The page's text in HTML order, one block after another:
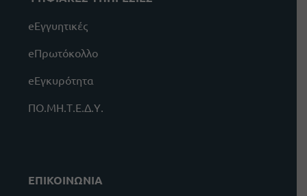
eΕγγυητικές
eΠρωτόκολλο
eΕγκυρότητα
ΠΟ.ΜΗ.Τ.Ε.Δ.Υ.
ΕΠΙΚΟΙΝΩΝΙΑ